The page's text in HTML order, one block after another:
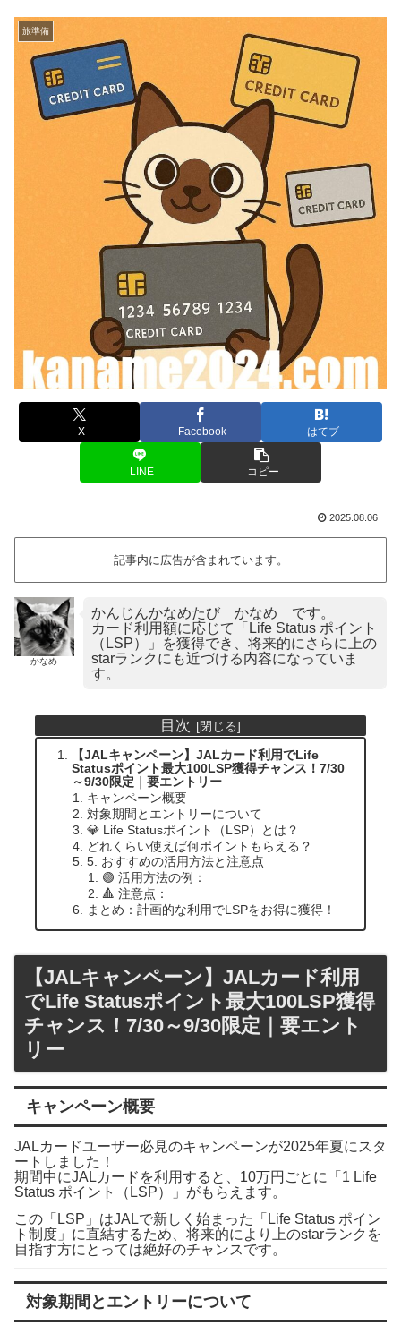
旅準備
X Facebook はてブ
LINE コピー
2025.08.06
記事内に広告が含まれています。
かなめ
かんじんかなめたび かなめ です。
カード利用額に応じて「Life Status ポイント
（LSP）」を獲得でき、将来的にさらに上の
starランクにも近づける内容になっていま
す。
目次
【JALキャンペーン】JALカード利用でLife
Statusポイント最大100LSP獲得チャンス！7/30
～9/30限定｜要エントリー
キャンペーン概要
対象期間とエントリーについて
💎 Life Statusポイント（LSP）とは？
どれくらい使えば何ポイントもらえる？
5. おすすめの活用方法と注意点
🟢 活用方法の例：
🔺 注意点：
まとめ：計画的な利用でLSPをお得に獲得！
【JALキャンペーン】JALカード利用
でLife Statusポイント最大100LSP獲得
チャンス！7/30～9/30限定｜要エント
リー
キャンペーン概要
JALカードユーザー必見のキャンペーンが2025年夏にスタ
ートしました！
期間中にJALカードを利用すると、10万円ごとに「1 Life
Status ポイント（LSP）」がもらえます。
この「LSP」はJALで新しく始まった「Life Status ポイン
ト制度」に直結するため、将来的により上のstarランクを
目指す方にとっては絶好のチャンスです。
対象期間とエントリーについて